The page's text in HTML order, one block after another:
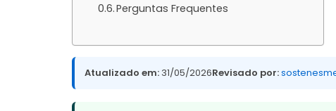
Perguntas Frequentes
Atualizado em: 31/05/2026Revisado por: